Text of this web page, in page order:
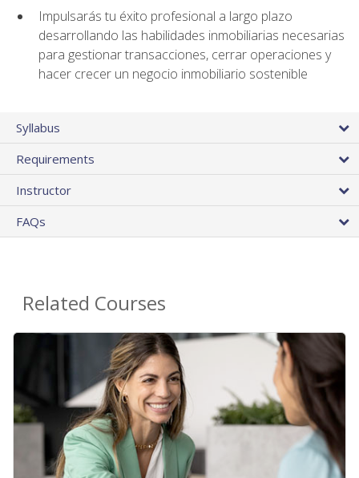
Impulsarás tu éxito profesional a largo plazo
desarrollando las habilidades inmobiliarias necesarias
para gestionar transacciones, cerrar operaciones y
hacer crecer un negocio inmobiliario sostenible
Syllabus
Requirements
Instructor
FAQs
Related Courses